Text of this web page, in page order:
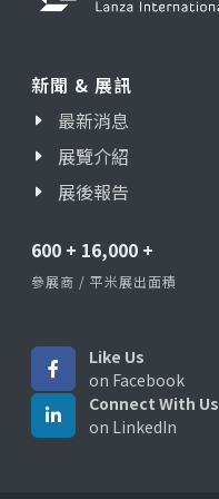
新聞 & 展訊
最新消息
展覽介紹
展後報告
600 + 16,000 +
參展商 / 平米展出面積
Like Us
on Facebook
Connect With Us
on LinkedIn